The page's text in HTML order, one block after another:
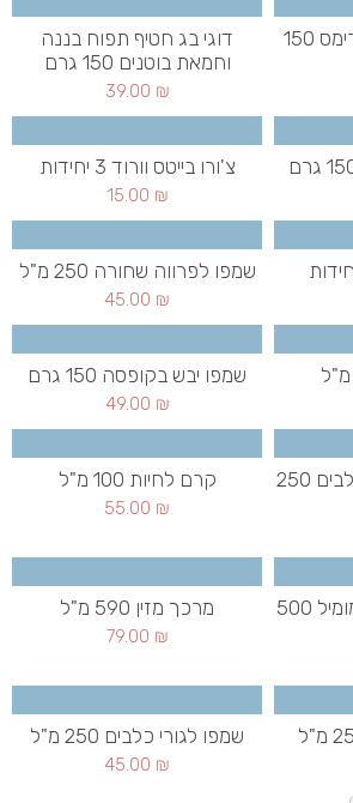
דוגי בג חטיף סוויט דרימס 150
דוגי בג חטיף תפוח בננה
וחמאת בוטנים 150 גרם
39.00 ₪
צ'ורו בייטס וורוד 3 יחידות
15.00 ₪
שמפו לפרווה שחורה 250 מ"ל
45.00 ₪
שמפו יבש בקופסה 150 גרם
49.00 ₪
נוזל אנטי פרזיטים לכלבים 250
קרם לחיות 100 מ"ל
55.00 ₪
שמפו טבעי לוונדר וקמומיל 500
מרכך מזין 590 מ"ל
79.00 ₪
שמפו לגורי כלבים 250 מ"ל
45.00 ₪